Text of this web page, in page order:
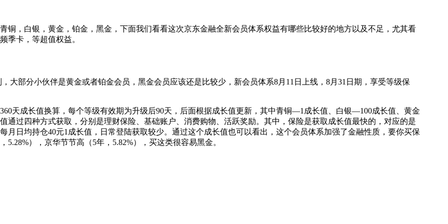
铜，白银，黄金，铂金，黑金，下面我们看看这次京东金融全新会员体系权益有哪些比较好的地方以及不足，尤其看
季卡，等超值权益。
大部分小伙伴是黄金或者铂金会员，黑金会员应该还是比较少，新会员体系8月11日上线，8月31日期，享受等级保
天成长值换算，每个等级有效期为升级后90天，后面根据成长值更新，其中青铜—1成长值、白银—100成长值、黄金
过四种方式获取，分别是理财保险、基础账户、消费购物、活跃奖励。其中，保险是获取成长值最快的，对应的是
月日均持仓40元1成长值，日常登陆获取较少。通过这个成长值也可以看出，这个会员体系加强了金融性质，要你买保
），京华节节高（5年，5.82%），买这类很容易黑金。